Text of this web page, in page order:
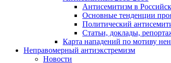
Антисемитизм в
Основные тенденции
Политический
Статьи, доклады,
Карта нападений по мотиву
Неправомерный антиэкстремизм
Новости